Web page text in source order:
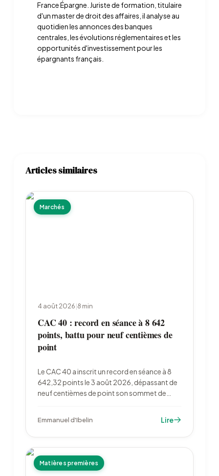
France Épargne. Juriste de formation, titulaire
d'un master de droit des affaires, il analyse au
quotidien les annonces des banques
centrales, les évolutions réglementaires et les
opportunités d'investissement pour les
épargnants français.
Articles similaires
Marchés
4 août 2026|8 min
CAC 40 : record en séance à 8 642
points, battu pour neuf centièmes de
point
Le CAC 40 a inscrit un record en séance à 8
642,32 points le 3 août 2026, dépassant de
neuf centièmes de point son sommet de
l'indice, qui reste sous son record de clôture.
Emmanuel d'Ibelin Lire
Matières premières